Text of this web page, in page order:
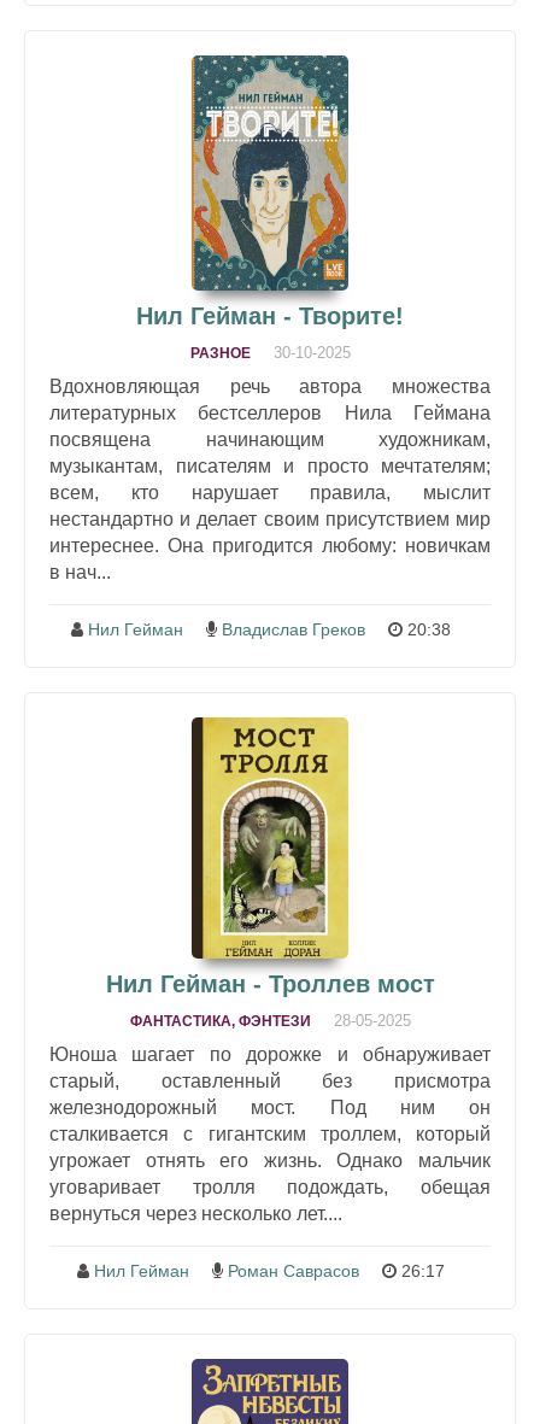
Нил Гейман - Творите!
РАЗНОЕ 30-10-2025
Вдохновляющая речь автора множества
литературных бестселлеров Нила Геймана
посвящена начинающим художникам,
музыкантам, писателям и просто мечтателям;
всем, кто нарушает правила, мыслит
нестандартно и делает своим присутствием мир
интереснее. Она пригодится любому: новичкам
в нач...
Нил Гейман Владислав Греков 20:38
Нил Гейман - Троллев мост
ФАНТАСТИКА, ФЭНТЕЗИ 28-05-2025
Юноша шагает по дорожке и обнаруживает
старый, оставленный без присмотра
железнодорожный мост. Под ним он
сталкивается с гигантским троллем, который
угрожает отнять его жизнь. Однако мальчик
уговаривает тролля подождать, обещая
вернуться через несколько лет....
Нил Гейман Роман Саврасов 26:17